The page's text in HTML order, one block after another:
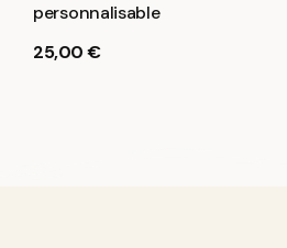
personnalisable
25,00€